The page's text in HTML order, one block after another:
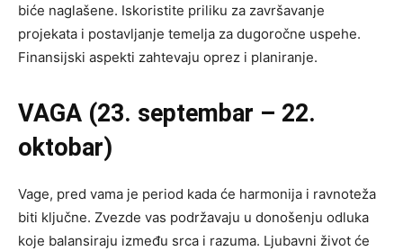
biće naglašene. Iskoristite priliku za završavanje
projekata i postavljanje temelja za dugoročne uspehe.
Finansijski aspekti zahtevaju oprez i planiranje.
VAGA (23. septembar – 22.
oktobar)
Vage, pred vama je period kada će harmonija i ravnoteža
biti ključne. Zvezde vas podržavaju u donošenju odluka
koje balansiraju između srca i razuma. Ljubavni život će